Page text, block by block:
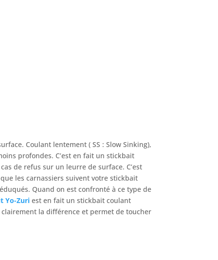
Coulant lentement ( SS : Slow Sinking),
profondes. C’est en fait un stickbait
de refus sur un leurre de surface. C’est
les carnassiers suivent votre stickbait
Quand on est confronté à ce type de
Yo-Zuri est en fait un stickbait coulant
la différence et permet de toucher